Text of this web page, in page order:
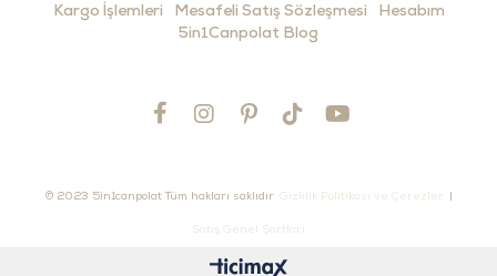
Kargo İşlemleri
Mesafeli Satış Sözleşmesi
Hesabım
5in1Canpolat Blog
© 2023 5in1canpolat Tüm hakları saklıdır Gizlilik Politikası ve Çerezler
Satış Genel Şartları